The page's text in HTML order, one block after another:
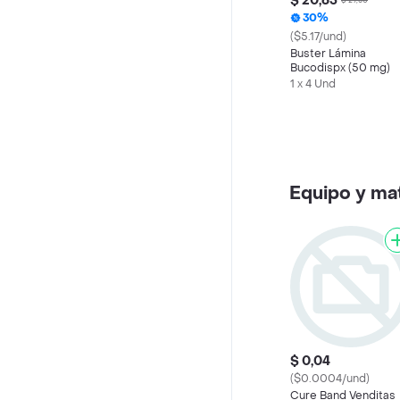
30%
($5.17/und)
Buster Lámina
Bucodispx (50 mg)
1 x 4 Und
Equipo y
$ 0,04
($0.0004/und)
Cure Band Venditas